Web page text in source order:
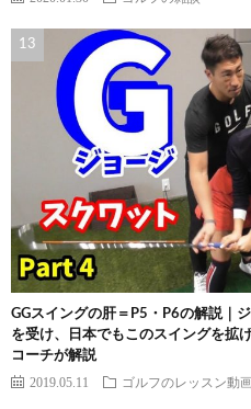
GGスイングの肝＝P5・P6の解説｜
を受け、日本でもこのスイングを拡
コーチが解説
2019.05.11 ゴルフのレッスン動